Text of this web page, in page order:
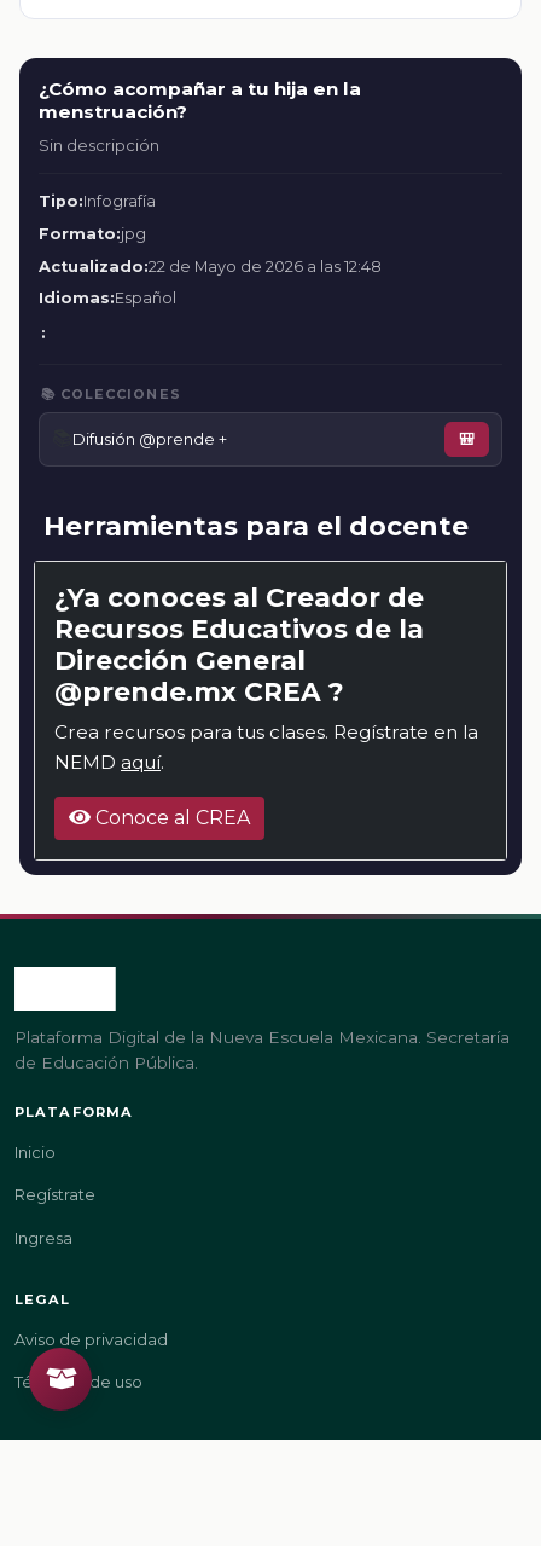
¿Cómo acompañar a tu hija en la
menstruación?
Sin descripción
Tipo:Infografía
Formato:jpg
Actualizado:22 de Mayo de 2026 a las 12:48
Idiomas:Español
:
📚 COLECCIONES
Difusión @prende + 🎒
Herramientas para el docente
¿Ya conoces al Creador de
Recursos Educativos de la
Dirección General
@prende.mx CREA ?
Crea recursos para tus clases. Regístrate en la
NEMD aquí.
Conoce al CREA
Plataforma Digital de la Nueva Escuela Mexicana. Secretaría
de Educación Pública.
PLATAFORMA
Inicio
Regístrate
Ingresa
LEGAL
Aviso de privacidad
Términos de uso
GOBIERNO